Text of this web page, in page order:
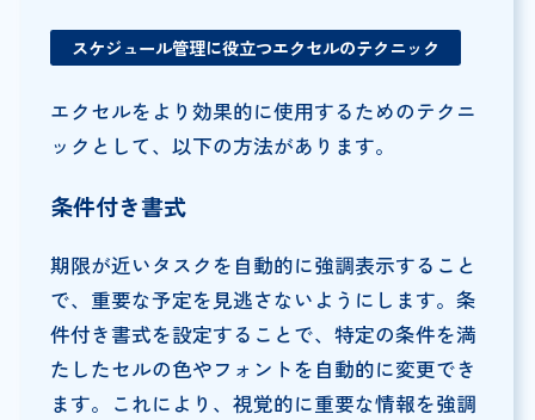
スケジュール管理に役立つエクセルのテクニック
エクセルをより効果的に使用するためのテクニ
ックとして、以下の方法があります。
条件付き書式
期限が近いタスクを自動的に強調表示すること
で、重要な予定を見逃さないようにします。条
件付き書式を設定することで、特定の条件を満
たしたセルの色やフォントを自動的に変更でき
ます。これにより、視覚的に重要な情報を強調